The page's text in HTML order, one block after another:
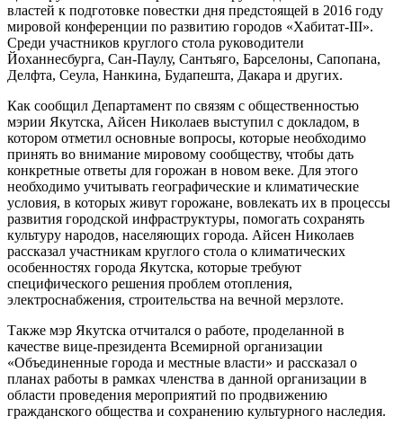
властей к подготовке повестки дня предстоящей в 2016 году
мировой конференции по развитию городов «Хабитат-III».
Среди участников круглого стола руководители
Йоханнесбурга, Сан-Паулу, Сантьяго, Барселоны, Сапопана,
Делфта, Сеула, Нанкина, Будапешта, Дакара и других.
Как сообщил Департамент по связям с общественностью
мэрии Якутска, Айсен Николаев выступил с докладом, в
котором отметил основные вопросы, которые необходимо
принять во внимание мировому сообществу, чтобы дать
конкретные ответы для горожан в новом веке. Для этого
необходимо учитывать географические и климатические
условия, в которых живут горожане, вовлекать их в процессы
развития городской инфраструктуры, помогать сохранять
культуру народов, населяющих города. Айсен Николаев
рассказал участникам круглого стола о климатических
особенностях города Якутска, которые требуют
специфического решения проблем отопления,
электроснабжения, строительства на вечной мерзлоте.
Также мэр Якутска отчитался о работе, проделанной в
качестве вице-президента Всемирной организации
«Объединенные города и местные власти» и рассказал о
планах работы в рамках членства в данной организации в
области проведения мероприятий по продвижению
гражданского общества и сохранению культурного наследия.